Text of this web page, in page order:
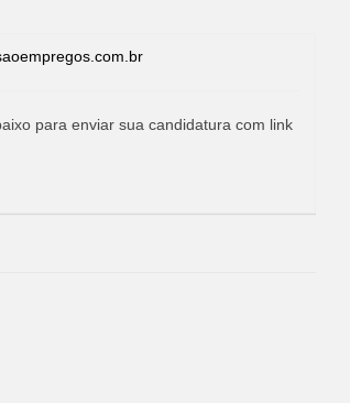
para enviar sua candidatura com link